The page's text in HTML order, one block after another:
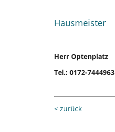
Hausmeister
Herr Optenplatz
Tel.: 0172-7444963
< zurück